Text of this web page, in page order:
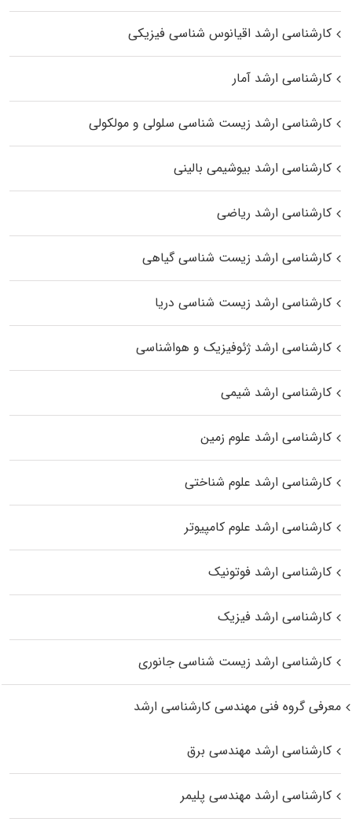
کارشناسی ارشد اقیانوس‌ شناسی فیزیکی
کارشناسی ارشد آمار
کارشناسی ارشد زیست شناسی سلولی و مولکولی
کارشناسی ارشد بیوشیمی بالینی
کارشناسی ارشد ریاضی
کارشناسی ارشد زیست‌ شناسی گیاهی
کارشناسی ارشد زیست‌ شناسی دریا
کارشناسی ارشد ژئوفیزیک و هواشناسی
کارشناسی ارشد شیمی
کارشناسی ارشد علوم زمین
کارشناسی ارشد علوم شناختی
کارشناسی ارشد علوم کامپیوتر
کارشناسی ارشد فوتونیک
کارشناسی ارشد فیزیک
کارشناسی ارشد زیست‌ شناسی جانوری
معرفی گروه فنی مهندسی کارشناسی ارشد
کارشناسی ارشد مهندسی برق
کارشناسی ارشد مهندسی پلیمر